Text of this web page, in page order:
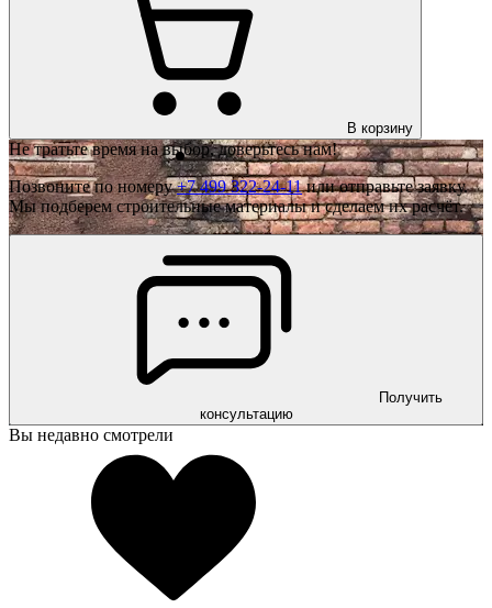
В корзину
Не тратьте время на выбор, доверьтесь нам!
Позвоните по номеру+7 499 322-24-11или отправьте заявку.
Мы подберем строительные материалы и сделаем их расчёт.
Получить
консультацию
Вы недавно смотрели